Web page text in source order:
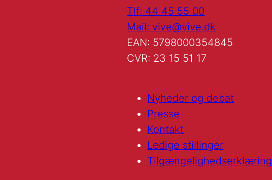
Tlf: 44 45 55 00
Mail: vive@vive.dk
EAN: 5798000354845
CVR: 23 15 51 17
Nyheder og debat
Presse
Kontakt
Ledige stillinger
Tilgængelighedserklæring